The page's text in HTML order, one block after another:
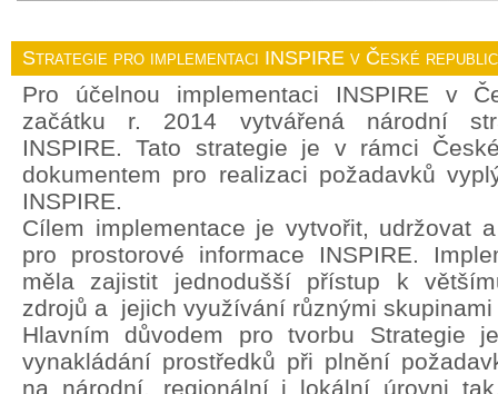
Strategie pro implementaci INSPIRE v České
Pro účelnou implementaci INSPIRE v
začátku r. 2014 vytvářená národní
INSPIRE. Tato strategie je v rámci
dokumentem pro realizaci požadavků
INSPIRE.
Cílem implementace je vytvořit, udržovat
pro prostorové informace INSPIRE.
měla zajistit jednodušší přístup k
zdrojů a jejich využívání různými skupinami
Hlavním důvodem pro tvorbu Strategie
vynakládání prostředků při plnění
na národní, regionální i lokální úrovni